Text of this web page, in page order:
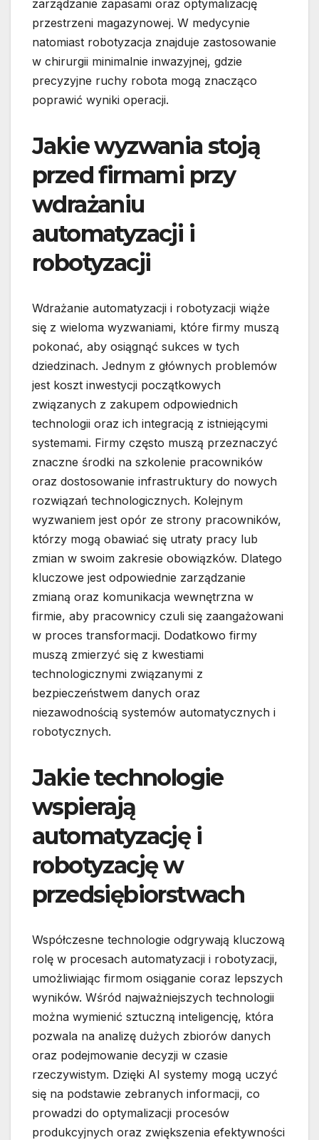
zarządzanie zapasami oraz optymalizację
przestrzeni magazynowej. W medycynie
natomiast robotyzacja znajduje zastosowanie
w chirurgii minimalnie inwazyjnej, gdzie
precyzyjne ruchy robota mogą znacząco
poprawić wyniki operacji.
Jakie wyzwania stoją
przed firmami przy
wdrażaniu
automatyzacji i
robotyzacji
Wdrażanie automatyzacji i robotyzacji wiąże
się z wieloma wyzwaniami, które firmy muszą
pokonać, aby osiągnąć sukces w tych
dziedzinach. Jednym z głównych problemów
jest koszt inwestycji początkowych
związanych z zakupem odpowiednich
technologii oraz ich integracją z istniejącymi
systemami. Firmy często muszą przeznaczyć
znaczne środki na szkolenie pracowników
oraz dostosowanie infrastruktury do nowych
rozwiązań technologicznych. Kolejnym
wyzwaniem jest opór ze strony pracowników,
którzy mogą obawiać się utraty pracy lub
zmian w swoim zakresie obowiązków. Dlatego
kluczowe jest odpowiednie zarządzanie
zmianą oraz komunikacja wewnętrzna w
firmie, aby pracownicy czuli się zaangażowani
w proces transformacji. Dodatkowo firmy
muszą zmierzyć się z kwestiami
technologicznymi związanymi z
bezpieczeństwem danych oraz
niezawodnością systemów automatycznych i
robotycznych.
Jakie technologie
wspierają
automatyzację i
robotyzację w
przedsiębiorstwach
Współczesne technologie odgrywają kluczową
rolę w procesach automatyzacji i robotyzacji,
umożliwiając firmom osiąganie coraz lepszych
wyników. Wśród najważniejszych technologii
można wymienić sztuczną inteligencję, która
pozwala na analizę dużych zbiorów danych
oraz podejmowanie decyzji w czasie
rzeczywistym. Dzięki AI systemy mogą uczyć
się na podstawie zebranych informacji, co
prowadzi do optymalizacji procesów
produkcyjnych oraz zwiększenia efektywności